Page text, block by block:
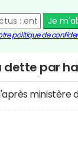
Je
politique de
dette par
ministère